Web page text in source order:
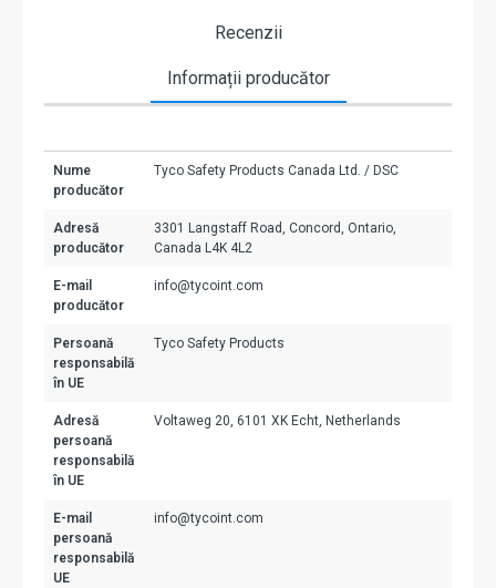
Recenzii
Informații producător
Nume
producător
Tyco Safety Products Canada Ltd. / DSC
Adresă
producător
3301 Langstaff Road, Concord, Ontario,
Canada L4K 4L2
E-mail
producător
info@tycoint.com
Persoană
responsabilă
în UE
Tyco Safety Products
Adresă
persoană
responsabilă
în UE
Voltaweg 20, 6101 XK Echt, Netherlands
E-mail
persoană
responsabilă
UE
info@tycoint.com